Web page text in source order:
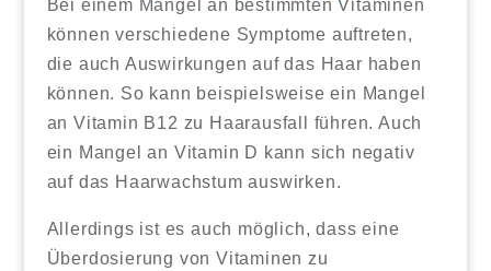
Bei einem Mangel an bestimmten Vitaminen
können verschiedene Symptome auftreten,
die auch Auswirkungen auf das Haar haben
können. So kann beispielsweise ein Mangel
an Vitamin B12 zu Haarausfall führen. Auch
ein Mangel an Vitamin D kann sich negativ
auf das Haarwachstum auswirken.
Allerdings ist es auch möglich, dass eine
Überdosierung von Vitaminen zu